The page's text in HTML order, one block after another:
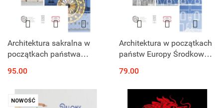
Architektura sakralna w
początkach państwa
wydanie III
95.00
Architektura w początkach
państw Europy Środkowej
the Early Period of the
States of Central Europe
79.00
NOWOŚĆ